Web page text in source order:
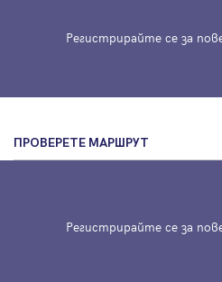
Регистрирайте се за
ПРОВЕРЕТЕ МАРШРУТ
Регистрирайте се за